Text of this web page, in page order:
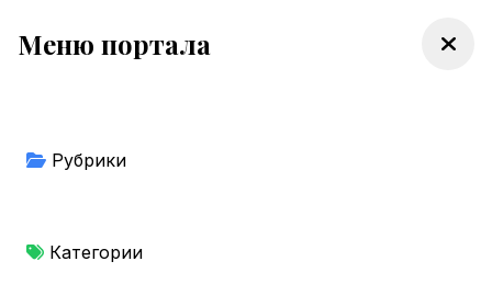
Меню портала
Рубрики
Категории